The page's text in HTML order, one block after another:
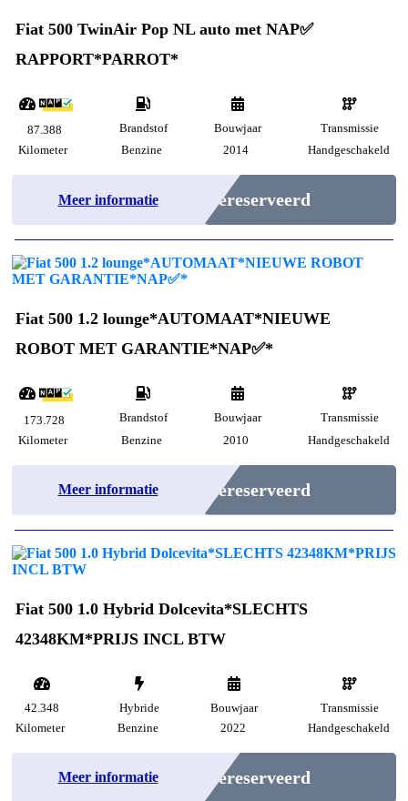
Fiat 500 TwinAir Pop NL auto met NAP✅
RAPPORT*PARROT*
87.388
Kilometer
Brandstof
Benzine
Bouwjaar
2014
Transmissie
Handgeschakeld
Meer informatie Gereserveerd
Fiat 500 1.2 lounge*AUTOMAAT*NIEUWE
ROBOT MET GARANTIE*NAP✅*
173.728
Kilometer
Brandstof
Benzine
Bouwjaar
2010
Transmissie
Handgeschakeld
Meer informatie Gereserveerd
Fiat 500 1.0 Hybrid Dolcevita*SLECHTS
42348KM*PRIJS INCL BTW
42.348
Kilometer
Hybride
Benzine
Bouwjaar
2022
Transmissie
Handgeschakeld
Meer informatie Gereserveerd